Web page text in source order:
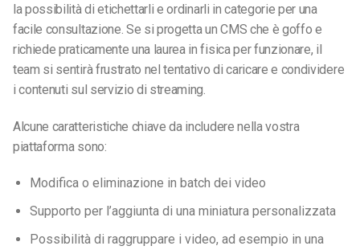
la possibilità di etichettarli e ordinarli in categorie per una
facile consultazione. Se si progetta un CMS che è goffo e
richiede praticamente una laurea in fisica per funzionare, il
team si sentirà frustrato nel tentativo di caricare e condividere
i contenuti sul servizio di streaming.
Alcune caratteristiche chiave da includere nella vostra
piattaforma sono:
Modifica o eliminazione in batch dei video
Supporto per l’aggiunta di una miniatura personalizzata
Possibilità di raggruppare i video, ad esempio in una